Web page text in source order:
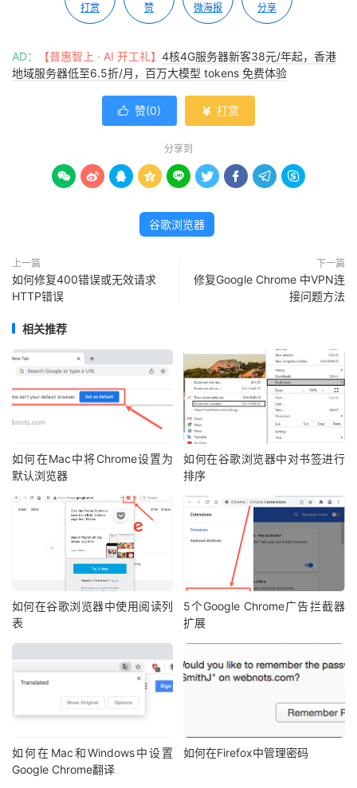
打赏 赞 微海报 分享
AD： 【普惠智上 · AI 开工礼】 4核4G服务器新客38元/年起，香港
地域服务器低至6.5折/月，百万大模型 tokens 免费体验
 赞(0)  打赏
分享到
        
谷歌浏览器
上一篇
如何修复400错误或无效请求
HTTP错误
下一篇
修复Google Chrome 中VPN连
接问题方法
相关推荐
如何在Mac中将Chrome设置为
默认浏览器
如何在谷歌浏览器中对书签进行
排序
如何在谷歌浏览器中使用阅读列
表
5个Google Chrome广告拦截器
扩展
如何在Mac和Windows中设置
Google Chrome翻译
如何在Firefox中管理密码